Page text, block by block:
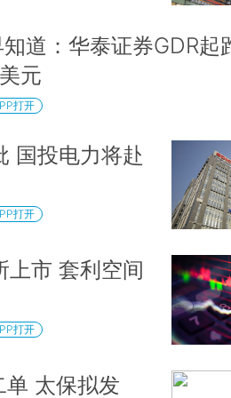
道：华泰证券GDR起
元
打开
国投电力将赴
打开
上市 套利空间
打开
太保拟发